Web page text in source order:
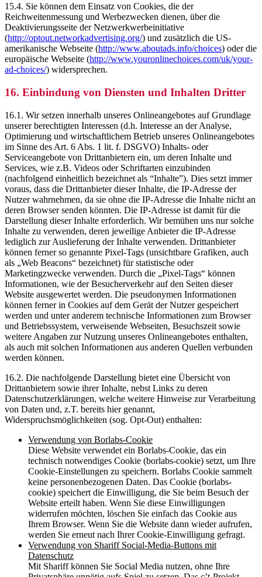
15.4. Sie können dem Einsatz von Cookies, die der
Reichweitenmessung und Werbezwecken dienen, über die
Deaktivierungsseite der Netzwerkwerbeinitiative
(http://optout.networkadvertising.org/) und zusätzlich die US-
amerikanische Webseite (http://www.aboutads.info/choices) oder die
europäische Webseite (http://www.youronlinechoices.com/uk/your-
ad-choices/) widersprechen.
16. Einbindung von Diensten und Inhalten Dritter
16.1. Wir setzen innerhalb unseres Onlineangebotes auf Grundlage
unserer berechtigten Interessen (d.h. Interesse an der Analyse,
Optimierung und wirtschaftlichem Betrieb unseres Onlineangebotes
im Sinne des Art. 6 Abs. 1 lit. f. DSGVO) Inhalts- oder
Serviceangebote von Drittanbietern ein, um deren Inhalte und
Services, wie z.B. Videos oder Schriftarten einzubinden
(nachfolgend einheitlich bezeichnet als “Inhalte”). Dies setzt immer
voraus, dass die Drittanbieter dieser Inhalte, die IP-Adresse der
Nutzer wahrnehmen, da sie ohne die IP-Adresse die Inhalte nicht an
deren Browser senden könnten. Die IP-Adresse ist damit für die
Darstellung dieser Inhalte erforderlich. Wir bemühen uns nur solche
Inhalte zu verwenden, deren jeweilige Anbieter die IP-Adresse
lediglich zur Auslieferung der Inhalte verwenden. Drittanbieter
können ferner so genannte Pixel-Tags (unsichtbare Grafiken, auch
als „Web Beacons“ bezeichnet) für statistische oder
Marketingzwecke verwenden. Durch die „Pixel-Tags“ können
Informationen, wie der Besucherverkehr auf den Seiten dieser
Website ausgewertet werden. Die pseudonymen Informationen
können ferner in Cookies auf dem Gerät der Nutzer gespeichert
werden und unter anderem technische Informationen zum Browser
und Betriebssystem, verweisende Webseiten, Besuchszeit sowie
weitere Angaben zur Nutzung unseres Onlineangebotes enthalten,
als auch mit solchen Informationen aus anderen Quellen verbunden
werden können.
16.2. Die nachfolgende Darstellung bietet eine Übersicht von
Drittanbietern sowie ihrer Inhalte, nebst Links zu deren
Datenschutzerklärungen, welche weitere Hinweise zur Verarbeitung
von Daten und, z.T. bereits hier genannt,
Widerspruchsmöglichkeiten (sog. Opt-Out) enthalten:
Verwendung von Borlabs-Cookie
Diese Website verwendet ein Borlabs-Cookie, das ein
technisch notwendiges Cookie (borlabs-cookie) setzt, um Ihre
Cookie-Einstellungen zu speichern. Borlabs Cookie sammelt
keine personenbezogenen Daten. Das Cookie (borlabs-
cookie) speichert die Einwilligung, die Sie beim Besuch der
Website erteilt haben. Wenn Sie diese Einwilligungen
widerrufen möchten, löschen Sie einfach das Cookie aus
Ihrem Browser. Wenn Sie die Website dann wieder aufrufen,
werden Sie erneut nach Ihrer Cookie-Einwilligung gefragt.
Verwendung von Shariff Social-Media-Buttons mit
Datenschutz
Mit Shariff können Sie Social Media nutzen, ohne Ihre